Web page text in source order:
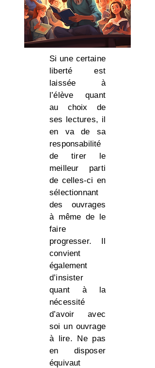
Si une certaine
liberté est
laissée à
l’élève quant
au choix de
ses lectures, il
en va de sa
responsabilité
de tirer le
meilleur parti
de celles-ci en
sélectionnant
des ouvrages
à même de le
faire
progresser. Il
convient
également
d’insister
quant à la
nécessité
d’avoir avec
soi un ouvrage
à lire. Ne pas
en disposer
équivaut